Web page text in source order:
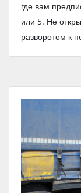
где вам
или 5. Не
разворотом к